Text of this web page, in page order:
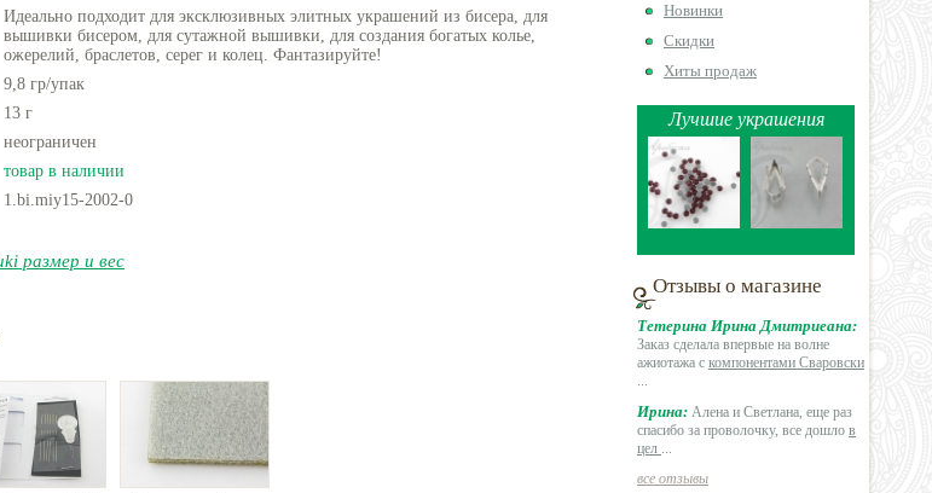
Идеально подходит для эксклюзивных элитных украшений из бисера, для
вышивки бисером, для сутажной вышивки, для создания богатых колье,
ожерелий, браслетов, серег и колец. Фантазируйте!
9,8 гр/упак
13 г
неограничен
товар в наличии
1.bi.miy15-2002-0
размер и вес
Новинки
Скидки
Хиты продаж
Лучшие украшения
Отзывы о магазине
Тетерина Ирина Дмитриеана:
Заказ сделала впервые на волне
ажиотажа с компонентами Сваровски
...
Ирина: Алена и Светлана, еще раз
спасибо за проволочку, все дошло в
цел ...
все отзывы